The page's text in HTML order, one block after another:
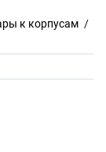
к корпусам